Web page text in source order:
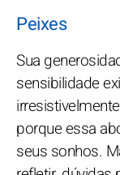
Peixes
Sua
sensibilidade
porque essa
seus sonhos.